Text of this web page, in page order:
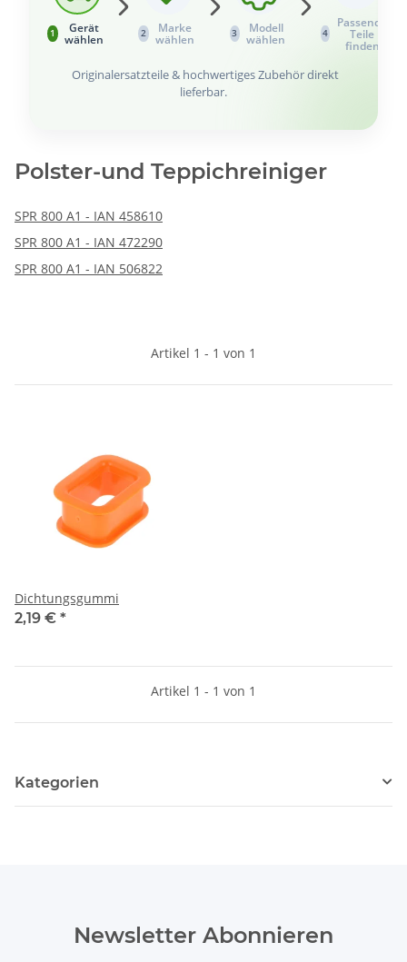
1
Gerät
wählen
2
Marke
wählen
3
Modell
wählen
4
Passende
Teile
finden
Originalersatzteile & hochwertiges Zubehör direkt
lieferbar.
Polster-und Teppichreiniger
SPR 800 A1 - IAN 458610
SPR 800 A1 - IAN 472290
SPR 800 A1 - IAN 506822
Artikel 1 - 1 von 1
Dichtungsgummi
2,19 € *
Artikel 1 - 1 von 1
Kategorien
Newsletter Abonnieren